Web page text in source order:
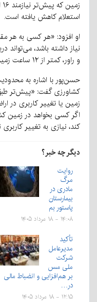
استعلام کاهش یافته است.
او افزود: «هر کسی به هر
نیاز داشته باشد، می‌تواند
و راور، کمتر از ۱۲ ساعت زمین را تحویل می‌دهیم.»
حسن‌پور با اشاره به
کشاورزی گفت: «پیش‌تر طبق
زمین یا تغییر کاربری در
اگر کسی بخواهد در زمین
کند، نیازی به تغییر
دیگر چه خبر؟
روایت
مرگ
مادری در
بیمارستان
پاستور بم
۱۴:۰۸ - ۱۸ مرداد ۱۴۰۵
تأکید
مدیرعامل
شرکت
ملی مس
بر هم‌افزایی و انضباط مالی
در…
۱۲:۱۵ - ۱۸ مرداد ۱۴۰۵